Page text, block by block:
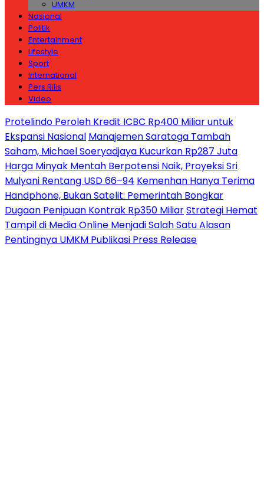
UMKM
Nasional
Politik
Entertainment
Lifestyle
Sport
International
Pers Rilis
Video
Protelindo Peroleh Kredit ICBC Rp400 Miliar untuk
Ekspansi Nasional Manajemen Saratoga Tambah
Saham, Michael Soeryadjaya Kucurkan Rp287 Juta
Harga Minyak Mentah Berpotensi Naik, Proyeksi Sri
Mulyani Rentang USD 66–94 Kemenhan Hanya Terima
Handphone, Bukan Satelit: Pemerintah Bongkar
Dugaan Penipuan Kontrak Rp350 MiliarStrategi Hemat
Tampil di Media Online Menjadi Salah Satu Alasan
Pentingnya UMKM Publikasi Press Release